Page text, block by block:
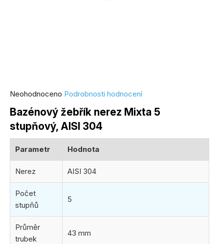
Bazénový žebřík nerez Mixta 5
stupňový, AISI 304
Průměrné
hodnocení
produktu
je
0,0
5
hvězdiček.
Neohodnoceno Podrobnosti hodnocení
Parametr Hodnota
Nerez AISI 304
Počet
stupňů
5
Průměr
trubek
43 mm